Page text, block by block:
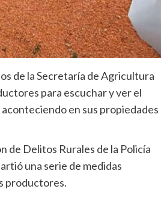
de la Secretaría de Agricultura
para escuchar y ver el
en sus propiedades
de Delitos Rurales de la Policía
una serie de medidas
productores.